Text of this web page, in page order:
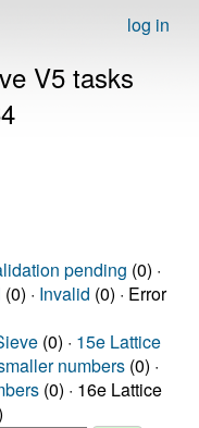
log in
V5 tasks
pending (0) ·
(0) · Invalid (0) · Error
(0) · 15e Lattice
numbers (0) ·
(0) · 16e Lattice